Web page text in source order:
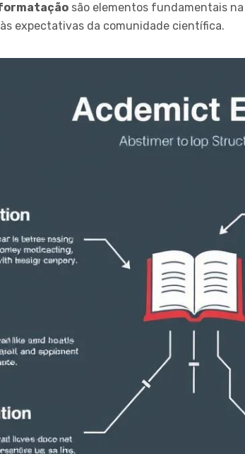
são elementos fundamentais
expectativas da comunidade científica.